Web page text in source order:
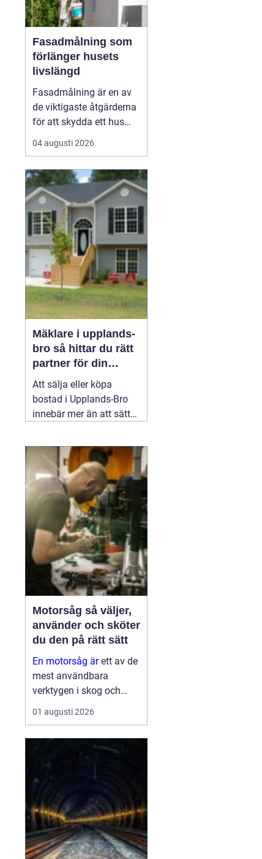
Fasadmålning som
förlänger husets
livslängd
Fasadmålning är en av
de viktigaste åtgärderna
för att skydda ett hus
mot väder, vind och
slitage över tid. Genom
noggrant, välja rätt
färgsystem och utföra
målningsmo...
04 augusti 2026
Mäklare i upplands-
bro så hittar du rätt
partner för din
bostadsaffär
Att sälja eller köpa
bostad i Upplands-Bro
innebär mer än att sätta
annons. Marknaden rör
sig snabbt, varje område
har sina egna
förutsättningar och små
detaljer kan göra stor
skillnad för slutpriset. En
02 augusti 2026
Motorsåg så väljer,
använder och sköter
du den på rätt sätt
En motorsåg ärett av de
mest användbara
verktygen i skog och
trädgård. Den sparar tid,
gör tunga jobb möjliga
avgörande del av både
yrkesliv och fritid.
Samtidigt kräver
verktyget respekt, kun...
01 augusti 2026